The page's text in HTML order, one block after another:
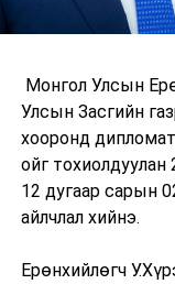
Монгол Улсын
Улсын Засгийн
хооронд
ойг
12 дугаар сарын
айлчлал хийнэ.
Ерөнхийлөгч